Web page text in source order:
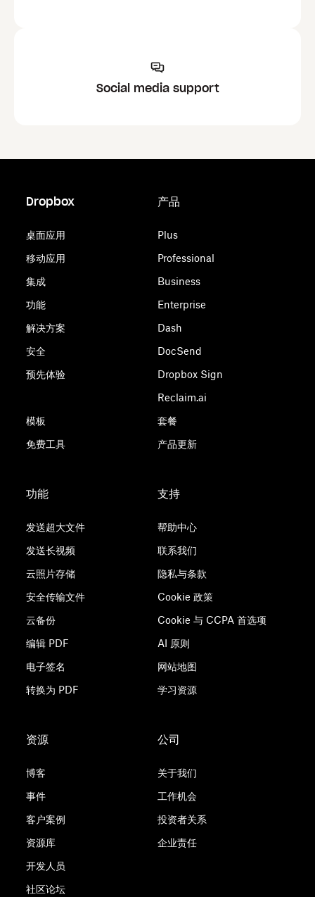
Social media support
Dropbox
桌面应用
移动应用
集成
功能
解决方案
安全
预先体验
模板
免费工具
产品
Plus
Professional
Business
Enterprise
Dash
DocSend
Dropbox Sign
Reclaim.ai
套餐
产品更新
功能
发送超大文件
发送长视频
云照片存储
安全传输文件
云备份
编辑 PDF
电子签名
转换为 PDF
支持
帮助中心
联系我们
隐私与条款
Cookie 政策
Cookie 与 CCPA 首选项
AI 原则
网站地图
学习资源
资源
博客
事件
客户案例
资源库
开发人员
社区论坛
公司
关于我们
工作机会
投资者关系
企业责任